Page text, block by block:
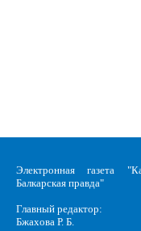
Электронная газета
Балкарская правда"
Главный редактор:
Бжахова Р. Б.